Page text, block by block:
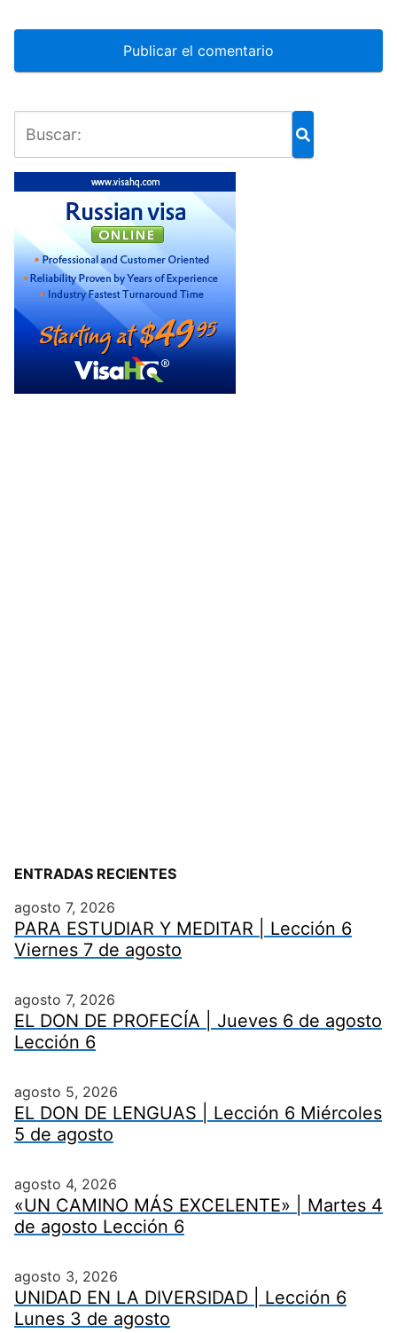
ENTRADAS RECIENTES
agosto 7, 2026
PARA ESTUDIAR Y MEDITAR | Lección 6
Viernes 7 de agosto
agosto 7, 2026
EL DON DE PROFECÍA | Jueves 6 de agosto
Lección 6
agosto 5, 2026
EL DON DE LENGUAS | Lección 6 Miércoles
5 de agosto
agosto 4, 2026
«UN CAMINO MÁS EXCELENTE» | Martes 4
de agosto Lección 6
agosto 3, 2026
UNIDAD EN LA DIVERSIDAD | Lección 6
Lunes 3 de agosto